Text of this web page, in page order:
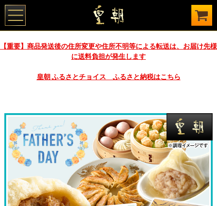
【重要】商品発送後の住所変更や住所不明等による転送は、お届け先様
に送料負担が発生します
皇朝 ふるさとチョイス ふるさと納税はこちら